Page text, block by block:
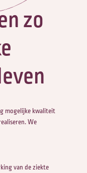
zo
mogelijke kwaliteit
We
van de ziekte